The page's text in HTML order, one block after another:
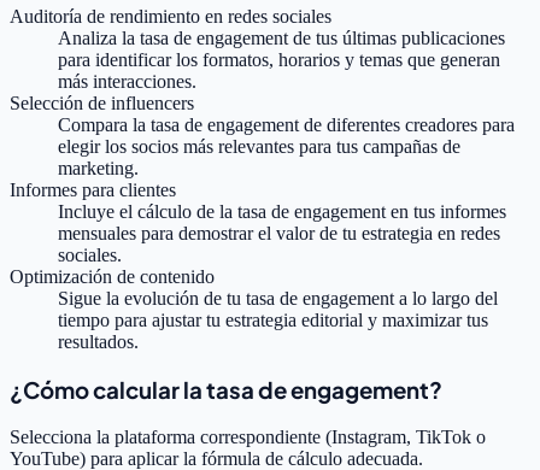
Auditoría de rendimiento en redes sociales
Analiza la tasa de engagement de tus últimas publicaciones
para identificar los formatos, horarios y temas que generan
más interacciones.
Selección de influencers
Compara la tasa de engagement de diferentes creadores para
elegir los socios más relevantes para tus campañas de
marketing.
Informes para clientes
Incluye el cálculo de la tasa de engagement en tus informes
mensuales para demostrar el valor de tu estrategia en redes
sociales.
Optimización de contenido
Sigue la evolución de tu tasa de engagement a lo largo del
tiempo para ajustar tu estrategia editorial y maximizar tus
resultados.
¿Cómo calcular la tasa de engagement?
Selecciona la plataforma correspondiente (Instagram, TikTok o
YouTube) para aplicar la fórmula de cálculo adecuada.